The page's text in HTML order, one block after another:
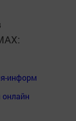
информ